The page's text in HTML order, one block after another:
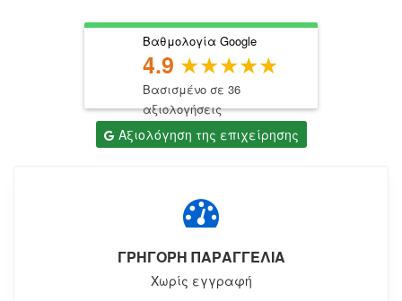
Βαθμολογία Google
4.9
Βασισμένο σε 36
αξιολογήσεις
Αξιολόγηση της επιχείρησης
ΓΡΗΓΟΡΗ ΠΑΡΑΓΓΕΛΙΑ
Χωρίς εγγραφή